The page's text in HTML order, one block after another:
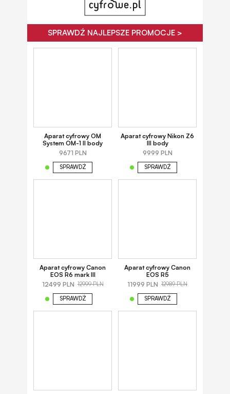
SPRAWDŹ NAJLEPSZE PROMOCJE >
Aparat cyfrowy OM
System OM-1 II body
9671 PLN
SPRAWDŹ
Aparat cyfrowy Nikon Z6
III body
9999 PLN
SPRAWDŹ
Aparat cyfrowy Canon
EOS R6 mark III
12499 PLN 12999 PLN
SPRAWDŹ
Aparat cyfrowy Canon
EOS R5
11999 PLN 12989 PLN
SPRAWDŹ